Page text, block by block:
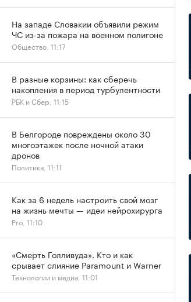
На западе Словакии объявили режим
ЧС из-за пожара на военном полигоне
Общество, 11:17
В разные корзины: как сберечь
накопления в период турбулентности
РБК и Сбер, 11:15
В Белгороде повреждены около 30
многоэтажек после ночной атаки
дронов
Политика, 11:11
Как за 6 недель настроить свой мозг
на жизнь мечты — идеи нейрохирурга
Pro, 11:10
«Смерть Голливуда». Кто и как
срывает слияние Paramount и Warner
Технологии и медиа, 11:01